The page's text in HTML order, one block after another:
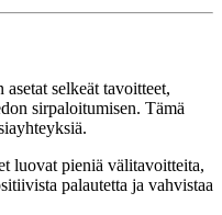
asetat selkeät tavoitteet,
sirpaloitumisen. Tämä
luovat pieniä välitavoitteita,
palautetta ja vahvistaa